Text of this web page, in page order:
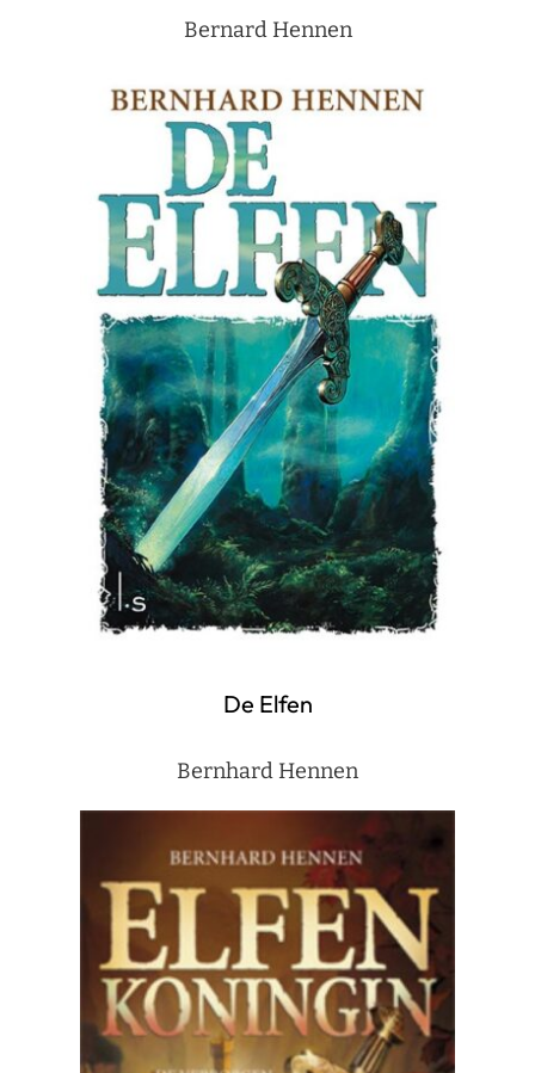
Bernard Hennen
De Elfen
Bernhard Hennen